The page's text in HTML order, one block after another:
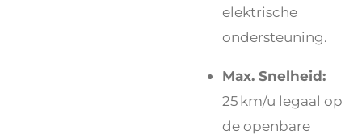
elektrische
ondersteuning.
Max. Snelheid:
25 km/u legaal op
de openbare